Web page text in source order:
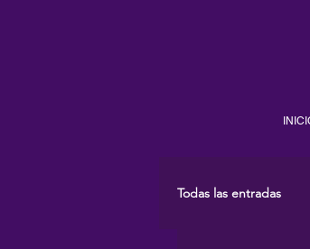
Todas las entradas